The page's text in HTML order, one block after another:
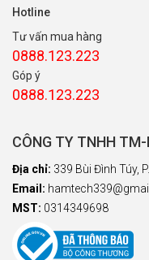
Hotline
Tư vấn mua hàng
0888.123.223
Góp ý
0888.123.223
CÔNG TY TNHH
Địa chỉ: 339 Bùi Đình Túy,
Email:
MST: 0314349698